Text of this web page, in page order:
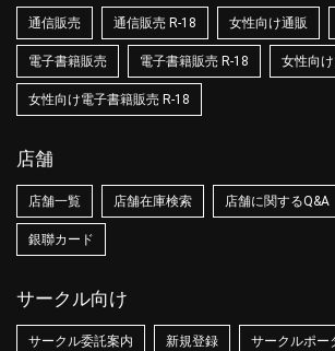
通信販売 通信販売 R-18 女性向け通販
電子書籍販売 電子書籍販売 R-18 女性向
女性向け電子書籍販売 R-18
店舗
店舗一覧 店舗在庫検索 店舗に関するQ&A
銀聯カード
サークル向け
サークル委託案内 新規登録 サークルポー